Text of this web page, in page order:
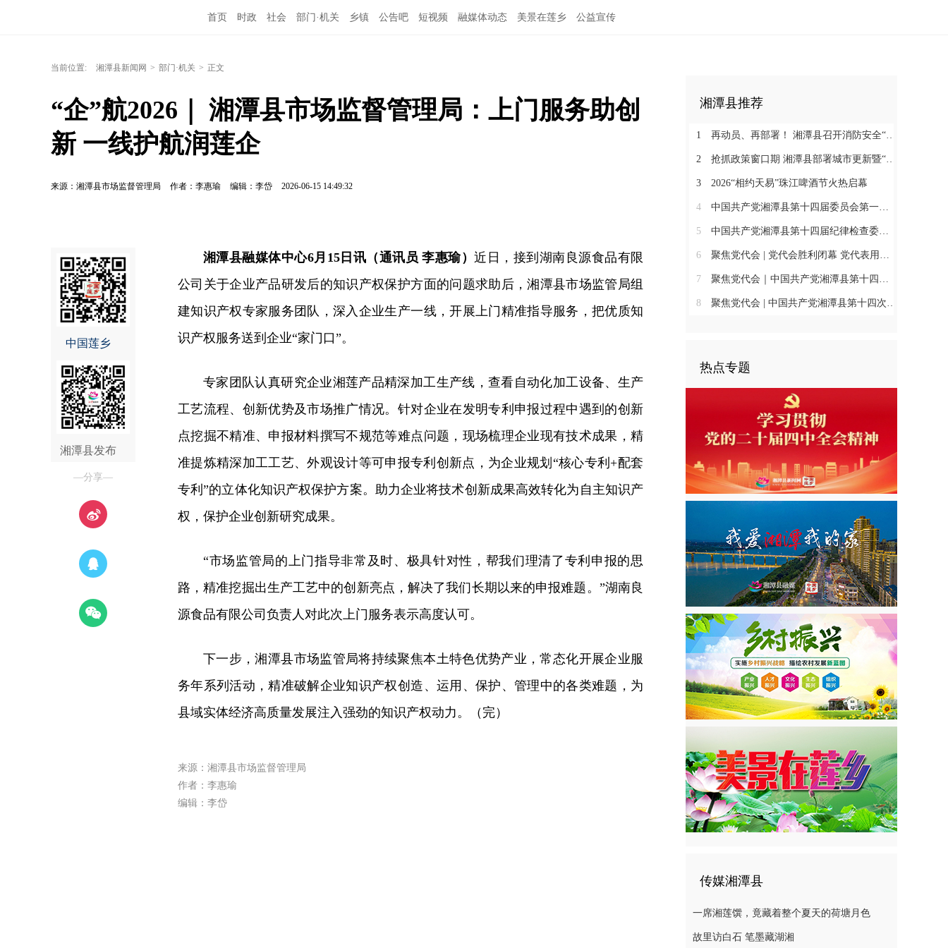
首页 时政 社会 部门·机关 乡镇 公告吧 短视频 融媒体动态 美景在莲乡 公益宣传
当前位置: 湘潭县新闻网 > 部门·机关 > 正文
“企”航2026｜ 湘潭县市场监督管理局：上门服务助创
新 一线护航润莲企
来源：湘潭县市场监督管理局 作者：李惠瑜 编辑：李岱 2026-06-15 14:49:32
中国莲乡
湘潭县发布
—分享—
湘潭县融媒体中心6月15日讯（通讯员 李惠瑜）近日，接到湖南良源食品有限
公司关于企业产品研发后的知识产权保护方面的问题求助后，湘潭县市场监管局组
建知识产权专家服务团队，深入企业生产一线，开展上门精准指导服务，把优质知
识产权服务送到企业“家门口”。
专家团队认真研究企业湘莲产品精深加工生产线，查看自动化加工设备、生产
工艺流程、创新优势及市场推广情况。针对企业在发明专利申报过程中遇到的创新
点挖掘不精准、申报材料撰写不规范等难点问题，现场梳理企业现有技术成果，精
准提炼精深加工工艺、外观设计等可申报专利创新点，为企业规划“核心专利+配套
专利”的立体化知识产权保护方案。助力企业将技术创新成果高效转化为自主知识产
权，保护企业创新研究成果。
“市场监管局的上门指导非常及时、极具针对性，帮我们理清了专利申报的思
路，精准挖掘出生产工艺中的创新亮点，解决了我们长期以来的申报难题。”湖南良
源食品有限公司负责人对此次上门服务表示高度认可。
下一步，湘潭县市场监管局将持续聚焦本土特色优势产业，常态化开展企业服
务年系列活动，精准破解企业知识产权创造、运用、保护、管理中的各类难题，为
县域实体经济高质量发展注入强劲的知识产权动力。（完）
来源：湘潭县市场监督管理局
作者：李惠瑜
编辑：李岱
湘潭县推荐
1 再动员、再部署！ 湘潭县召开消防安全“十大重点攻坚”行动工作推进会
2 抢抓政策窗口期 湘潭县部署城市更新暨“六张网”争资争项工作
3 2026“相约天易”珠江啤酒节火热启幕
4 中国共产党湘潭县第十四届委员会第一次全体会议举行
5 中国共产党湘潭县第十四届纪律检查委员会第一次全体会议召开
6 聚焦党代会 | 党代会胜利闭幕 党代表用实干书写“初心答卷”
7 聚焦党代会｜中国共产党湘潭县第十四次代表大会胜利闭幕
8 聚焦党代会 | 中国共产党湘潭县第十四次代表大会举行第三次全体代表会议
热点专题
传媒湘潭县
一席湘莲馔，竟藏着整个夏天的荷塘月色
故里访白石 笔墨藏湖湘